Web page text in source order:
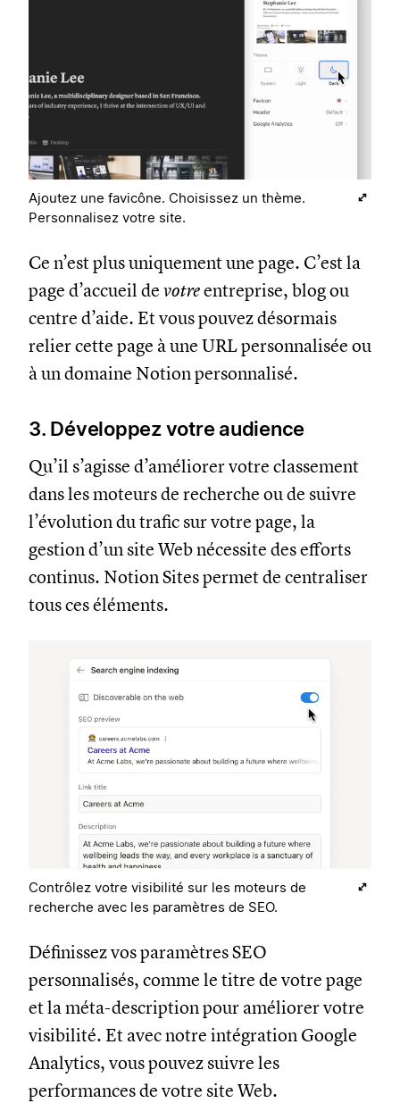
Ajoutez une favicône. Choisissez un thème.
Personnalisez votre site.
Ce n’est plus uniquement une page. C’est la
page d’accueil de votreentreprise, blog ou
centre d’aide. Et vous pouvez désormais
relier cette page à une URL personnalisée ou
à un domaine Notion personnalisé.
3. Développez votre audience
Qu’il s’agisse d’améliorer votre classement
dans les moteurs de recherche ou de suivre
l’évolution du trafic sur votre page, la
gestion d’un site Web nécessite des efforts
continus. Notion Sites permet de centraliser
tous ces éléments.
Contrôlez votre visibilité sur les moteurs de
recherche avec les paramètres de SEO.
Définissez vos paramètres SEO
personnalisés, comme le titre de votre page
et la méta-description pour améliorer votre
visibilité. Et avec notre intégration Google
Analytics, vous pouvez suivre les
performances de votre site Web.